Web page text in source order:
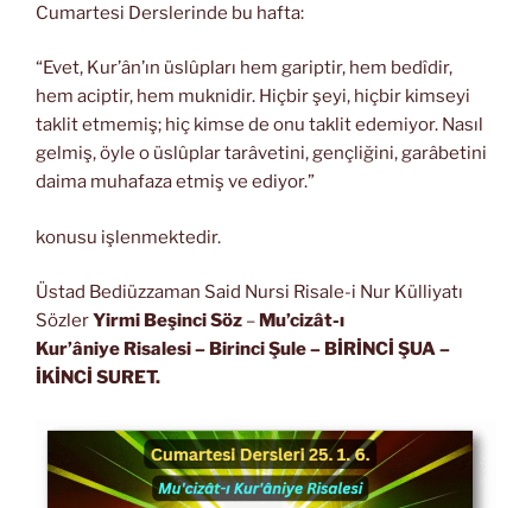
Cumartesi Derslerinde bu hafta:
“Evet, Kur’ân’ın üslûpları hem gariptir, hem bedîdir,
hem aciptir, hem muknidir. Hiçbir şeyi, hiçbir kimseyi
taklit etmemiş; hiç kimse de onu taklit edemiyor. Nasıl
gelmiş, öyle o üslûplar tarâvetini, gençliğini, garâbetini
daima muhafaza etmiş ve ediyor.”
konusu işlenmektedir.
Üstad Bediüzzaman Said Nursi Risale-i Nur Külliyatı
SözlerYirmi Beşinci Söz – Mu’cizât-ı
Kur’âniye Risalesi– Birinci Şule – BİRİNCİ ŞUA–
İKİNCİ SURET.